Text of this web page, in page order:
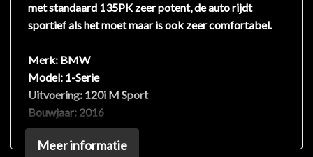
met standaard 135PK zeer potent, de auto rijdt
sportief als het moet maar is ook zeer comfortabel.
Merk: BMW
Model: 1-Serie
Uitvoering: 120i M Sport
Bouwjaar: 2016
Kilometers:119.450
Brandstof:Benzine
Meer informatie